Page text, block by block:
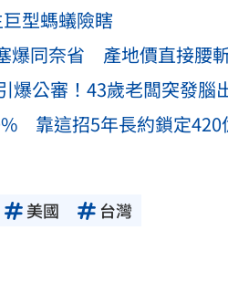
型螞蟻險瞎
爆同奈省 產地價直接腰
爆公審！43歲老闆突發腦
靠這招5年長約鎖定420
美國 台灣